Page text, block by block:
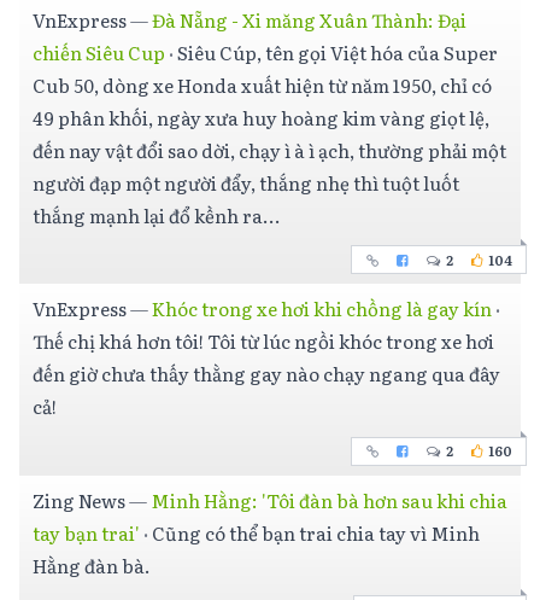
VnExpress—Đà Nẵng - Xi măng Xuân Thành: Đại
chiến Siêu Cup ·Siêu Cúp, tên gọi Việt hóa của Super
Cub 50, dòng xe Honda xuất hiện từ năm 1950, chỉ có
49 phân khối, ngày xưa huy hoàng kim vàng giọt lệ,
đến nay vật đổi sao dời, chạy ì à ì ạch, thường phải một
người đạp một người đẩy, thắng nhẹ thì tuột luốt
thắng mạnh lại đổ kềnh ra...
2 104
VnExpress—Khóc trong xe hơi khi chồng là gay kín·
Thế chị khá hơn tôi! Tôi từ lúc ngồi khóc trong xe hơi
đến giờ chưa thấy thằng gay nào chạy ngang qua đây
cả!
2 160
Zing News—Minh Hằng: 'Tôi đàn bà hơn sau khi chia
tay bạn trai' · Cũng có thể bạn trai chia tay vì Minh
Hằng đàn bà.